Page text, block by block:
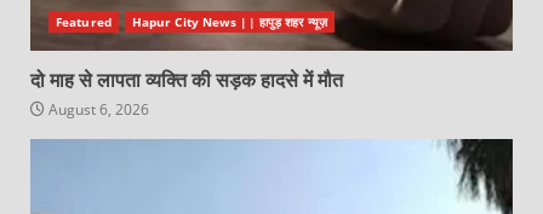
Featured Hapur City News || हापुड़ शहर न्यूज़
दो माह से लापता व्यक्ति की सड़क हादसे में मौत
August 6, 2026